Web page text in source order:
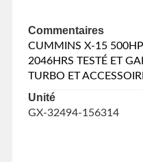
Commentaires
CUMMINS X-15
2046HRS TESTÉ ET
TURBO ET
Unité
GX-32494-156314